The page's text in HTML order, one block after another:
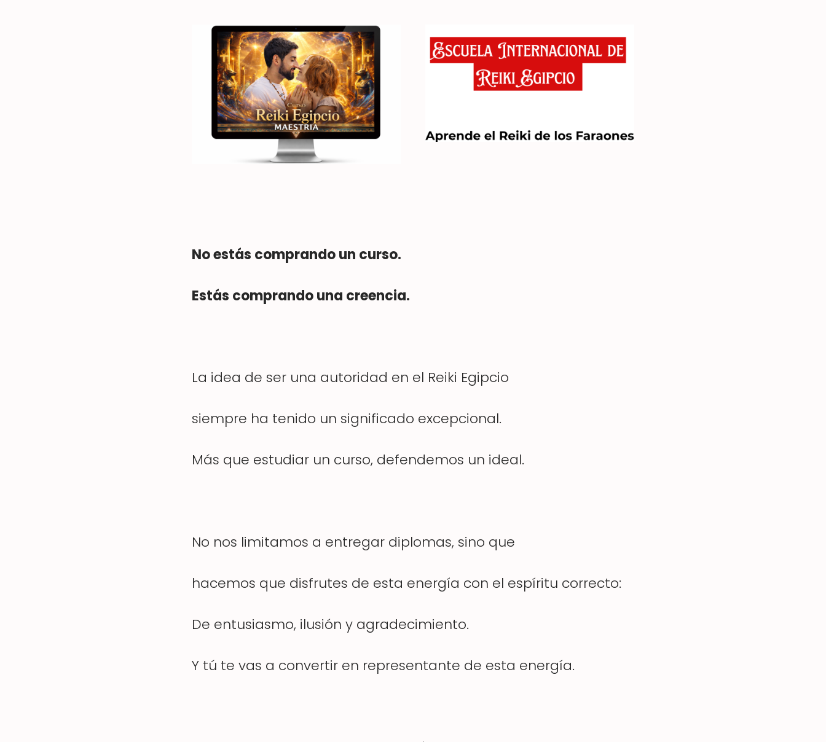
No estás comprando un curso.
Estás comprando una creencia.
La idea de ser una autoridad en el Reiki Egipcio
siempre ha tenido un significado excepcional.
Más que estudiar un curso, defendemos un ideal.
No nos limitamos a entregar diplomas, sino que
hacemos que disfrutes de esta energía con el espíritu correcto:
De entusiasmo, ilusión y agradecimiento.
Y tú te vas a convertir en representante de esta energía.